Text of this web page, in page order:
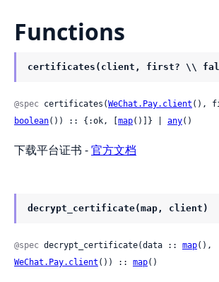
Functions
certificates(client, first? \\
@spec certificates(WeChat.Pay.client
boolean()) :: {:ok, [map()]} | any()
下载平台证书 -官方文档
decrypt_certificate(map, client)
@spec decrypt_certificate(data :: map
WeChat.Pay.client ()) :: map()